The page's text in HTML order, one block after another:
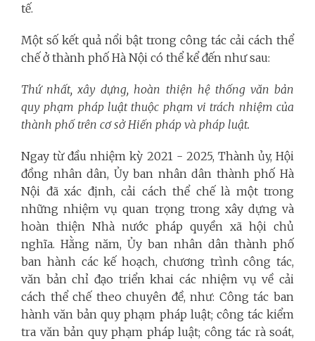
tế.
Một số kết quả nổi bật trong công tác cải cách thể
chế ở thành phố Hà Nội có thể kể đến như sau:
Thứ nhất, xây dựng, hoàn thiện hệ thống văn bản
quy phạm pháp luật thuộc phạm vi trách nhiệm của
thành phố trên cơ sở Hiến pháp và pháp luật.
Ngay từ đầu nhiệm kỳ 2021 - 2025, Thành ủy, Hội
đồng nhân dân, Ủy ban nhân dân thành phố Hà
Nội đã xác định, cải cách thể chế là một trong
những nhiệm vụ quan trọng trong xây dựng và
hoàn thiện Nhà nước pháp quyền xã hội chủ
nghĩa. Hằng năm, Ủy ban nhân dân thành phố
ban hành các kế hoạch, chương trình công tác,
văn bản chỉ đạo triển khai các nhiệm vụ về cải
cách thể chế theo chuyên đề, như: Công tác ban
hành văn bản quy phạm pháp luật; công tác kiểm
tra văn bản quy phạm pháp luật; công tác rà soát,